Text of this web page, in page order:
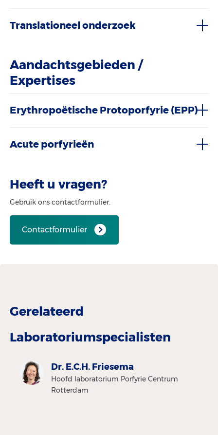
Translationeel onderzoek
Aandachtsgebieden /
Expertises
Erythropoëtische Protoporfyrie (EPP)
Acute porfyrieën
Heeft u vragen?
Gebruik ons contactformulier.
Contactformulier
Gerelateerd
Laboratoriumspecialisten
Dr. E.C.H. Friesema
Hoofd laboratorium Porfyrie Centrum
Rotterdam